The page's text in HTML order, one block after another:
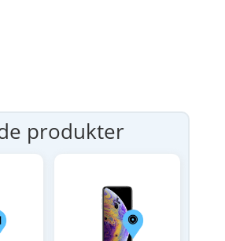
produkter